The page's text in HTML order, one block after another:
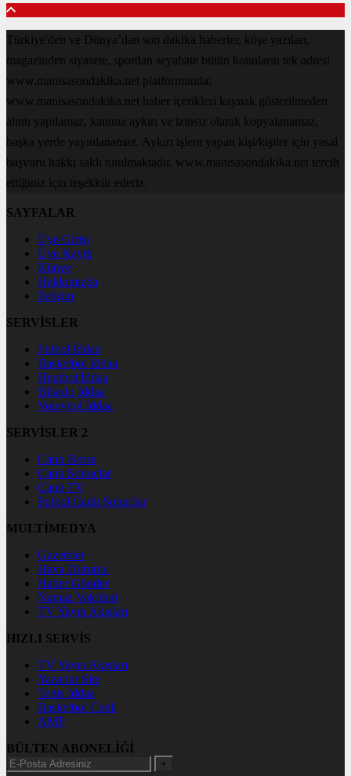
Türkiye'den ve Dünya’dan son dakika haberler, köşe yazıları,
magazinden siyasete, spordan seyahate bütün konuların tek adresi
www.manisasondakika.net platformunda;
www.manisasondakika.net haber içerikleri kaynak gösterilmeden
alıntı yapılamaz, kanuna aykırı ve izinsiz olarak kopyalanamaz,
başka yerde yayınlanamaz. Aykırı işlem yapan kişi/kişiler için yasal
başvuru hakkı saklı tutulmaktadır. www.manisasondakika.net tercih
ettiğiniz için teşekkür ederiz.
SAYFALAR
Üye Girişi
Üye Kaydı
Künye
Hakkımızda
İletişim
SERVİSLER
Futbol İddaa
Basketbol İddaa
Hentbol İddaa
Bilardo İddaa
Voleybol İddaa
SERVİSLER 2
Canlı Borsa
Canlı Sonuçlar
Canlı TV
Futbol Canlı Sonuçlar
MULTİMEDYA
Gazeteler
Hava Durumu
Haber Gönder
Namaz Vakitleri
TV Yayın Akışları
HIZLI SERVİS
TV Yayın Akışları
Yazarlar Site
Tenis İddaa
Basketbol Canlı
AMP
BÜLTEN ABONELİĞİ
+